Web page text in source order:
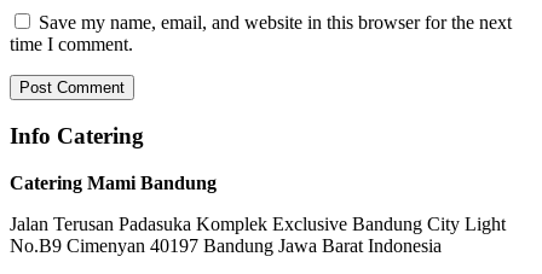
Save my name, email, and website in this browser for the next
time I comment.
Info Catering
Catering Mami Bandung
Jalan Terusan Padasuka Komplek Exclusive Bandung City Light
No.B9 Cimenyan 40197 Bandung Jawa Barat Indonesia